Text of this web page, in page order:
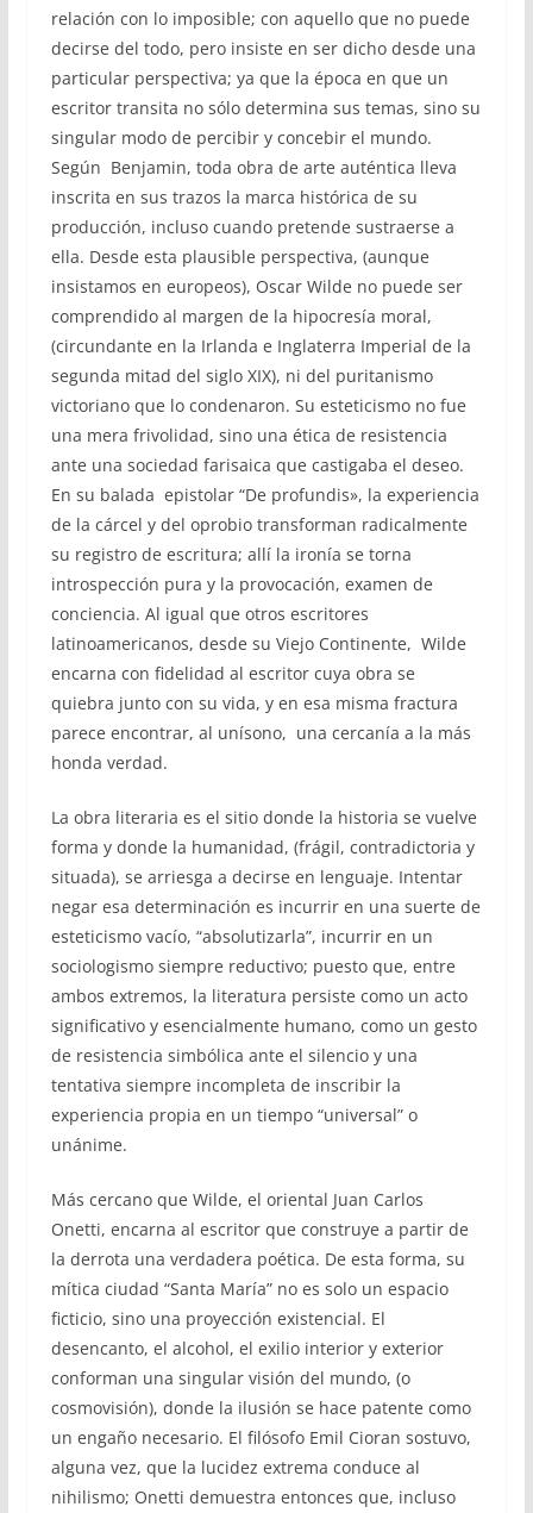
relación con lo imposible; con aquello que no puede
decirse del todo, pero insiste en ser dicho desde una
particular perspectiva; ya que la época en que un
escritor transita no sólo determina sus temas, sino su
singular modo de percibir y concebir el mundo.
Según Benjamin, toda obra de arte auténtica lleva
inscrita en sus trazos la marca histórica de su
producción, incluso cuando pretende sustraerse a
ella. Desde esta plausible perspectiva, (aunque
insistamos en europeos), Oscar Wilde no puede ser
comprendido al margen de la hipocresía moral,
(circundante en la Irlanda e Inglaterra Imperial de la
segunda mitad del siglo XIX), ni del puritanismo
victoriano que lo condenaron. Su esteticismo no fue
una mera frivolidad, sino una ética de resistencia
ante una sociedad farisaica que castigaba el deseo.
En su balada epistolar “De profundis», la experiencia
de la cárcel y del oprobio transforman radicalmente
su registro de escritura; allí la ironía se torna
introspección pura y la provocación, examen de
conciencia. Al igual que otros escritores
latinoamericanos, desde su Viejo Continente, Wilde
encarna con fidelidad al escritor cuya obra se
quiebra junto con su vida, y en esa misma fractura
parece encontrar, al unísono, una cercanía a la más
honda verdad.
La obra literaria es el sitio donde la historia se vuelve
forma y donde la humanidad, (frágil, contradictoria y
situada), se arriesga a decirse en lenguaje. Intentar
negar esa determinación es incurrir en una suerte de
esteticismo vacío, “absolutizarla”, incurrir en un
sociologismo siempre reductivo; puesto que, entre
ambos extremos, la literatura persiste como un acto
significativo y esencialmente humano, como un gesto
de resistencia simbólica ante el silencio y una
tentativa siempre incompleta de inscribir la
experiencia propia en un tiempo “universal” o
unánime.
Más cercano que Wilde, el oriental Juan Carlos
Onetti, encarna al escritor que construye a partir de
la derrota una verdadera poética. De esta forma, su
mítica ciudad “Santa María” no es solo un espacio
ficticio, sino una proyección existencial. El
desencanto, el alcohol, el exilio interior y exterior
conforman una singular visión del mundo, (o
cosmovisión), donde la ilusión se hace patente como
un engaño necesario. El filósofo Emil Cioran sostuvo,
alguna vez, que la lucidez extrema conduce al
nihilismo; Onetti demuestra entonces que, incluso